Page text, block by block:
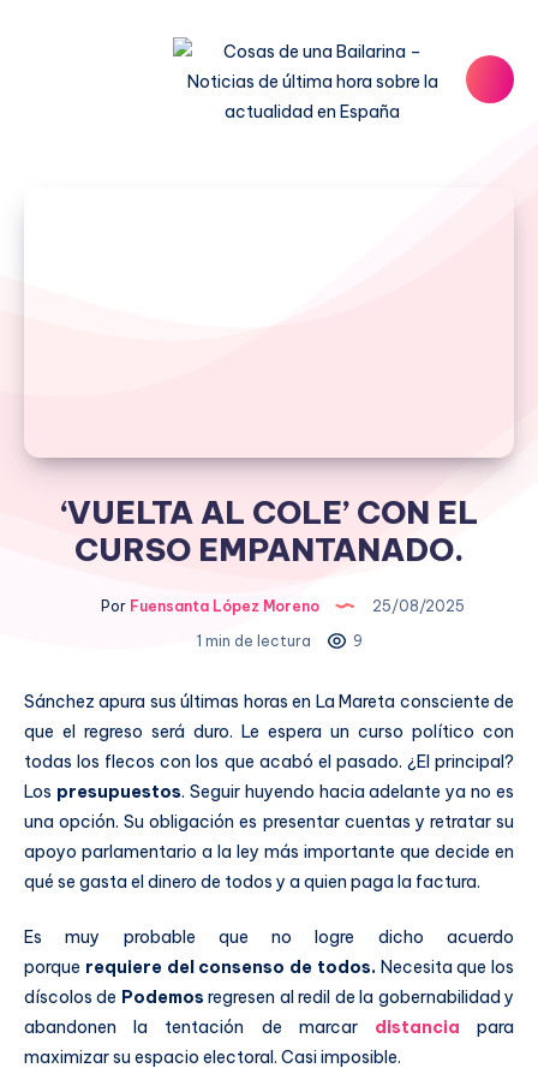
‘VUELTA AL COLE’ CON EL
CURSO EMPANTANADO.
Por Fuensanta López Moreno
25/08/2025
1 min de lectura
9
Sánchez apura sus últimas horas en La Mareta consciente de
que el regreso será duro. Le espera un curso político con
todas los flecos con los que acabó el pasado. ¿El principal?
Los presupuestos. Seguir huyendo hacia adelante ya no es
una opción. Su obligación es presentar cuentas y retratar su
apoyo parlamentario a la ley más importante que decide en
qué se gasta el dinero de todos y a quien paga la factura.
Es muy probable que no logre dicho acuerdo
porque requiere del consenso de todos. Necesita que los
díscolos de Podemos regresen al redil de la gobernabilidad y
abandonen la tentación de marcar distancia para
maximizar su espacio electoral. Casi imposible.